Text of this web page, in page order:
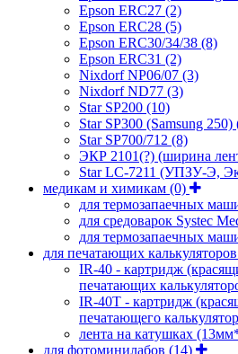
Epson ERC27 (2)
Epson ERC28 (5)
Epson ERC30/34/38 (8)
Epson ERC31 (2)
Nixdorf NP06/07 (3)
Nixdorf ND77 (3)
Star SP200 (10)
Star SP300 (Samsung 250)
Star SP700/712 (8)
ЭКР 2101(?) (ширина
Star LC-7211 (УПЗУ-Э,
медикам и химикам (0)
для термозапаечных
для средоварок Systec
для термозапаечных
для печатающих калькуляторов
IR-40 - картридж
печатающих
IR-40T - картридж
печатающего
лента на катушках
для фотоминилабов (14)